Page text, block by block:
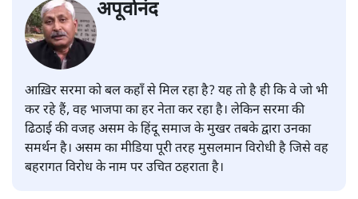
अपूर्वानंद
आख़िर सरमा को बल कहाँ से मिल रहा है? यह तो है ही कि वे जो भी
कर रहे हैं, वह भाजपा का हर नेता कर रहा है। लेकिन सरमा की
ढिठाई की वजह असम के हिंदू समाज के मुखर तबके द्वारा उनका
समर्थन है। असम का मीडिया पूरी तरह मुसलमान विरोधी है जिसे वह
बहरागत विरोध के नाम पर उचित ठहराता है।